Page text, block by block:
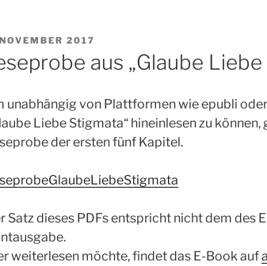
2017
aus „Glaube Liebe
unabhängig von Plattformen wie epubli
Liebe Stigmata“ hineinlesen zu können,
der ersten fünf Kapitel.
Satz dieses PDFs entspricht nicht dem des
weiterlesen möchte, findet das E-Book auf